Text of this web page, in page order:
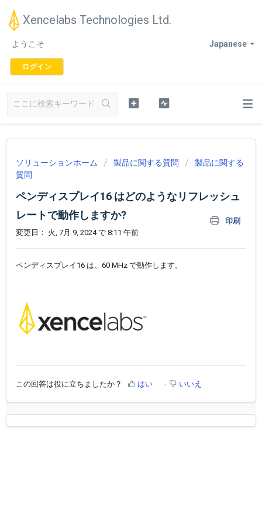
Xencelabs Technologies Ltd.
Japanese
ようこそ
ログイン
ソリューションホーム 製品に関する質問
製品に関する
質問
ペンディスプレイ16 はどのようなリフレッシュ
レートで動作しますか?
印刷
変更日： 火, 7月 9, 2024 で 8:11 午前
ペンディスプレイ16 は、60 MHz で動作します。
この回答は役に立ちましたか？ はい いいえ